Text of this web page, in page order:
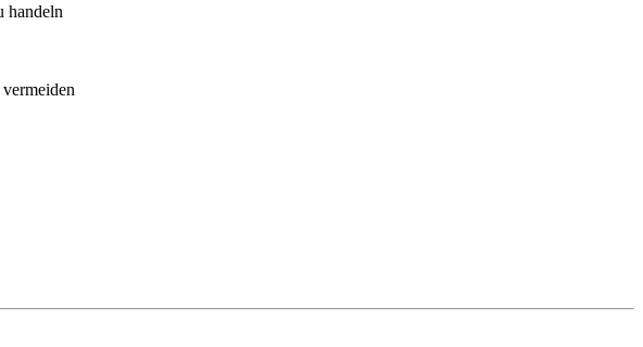
handeln